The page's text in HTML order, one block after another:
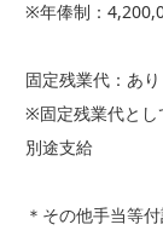
※年俸制：
固定残業代：あ
※固定残業代とし
別途支給
＊その他手当等